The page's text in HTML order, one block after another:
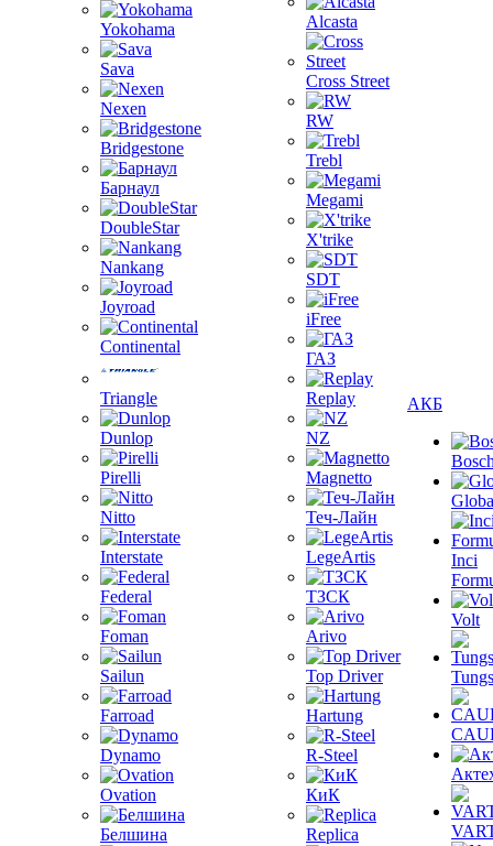
Yokohama
Sava
Nexen
Bridgestone
Барнаул
DoubleStar
Nankang
Joyroad
Continental
Triangle
Dunlop
Pirelli
Nitto
Interstate
Federal
Foman
Sailun
Farroad
Dynamo
Ovation
Белшина
Alcasta
Cross Street
RW
Trebl
Megami
X'trike
SDT
iFree
ГАЗ
Replay
NZ
Magnetto
Теч-Лайн
LegeArtis
ТЗСК
Arivo
Top Driver
Hartung
R-Steel
КиК
Replica
АКБ
Inci
Volt